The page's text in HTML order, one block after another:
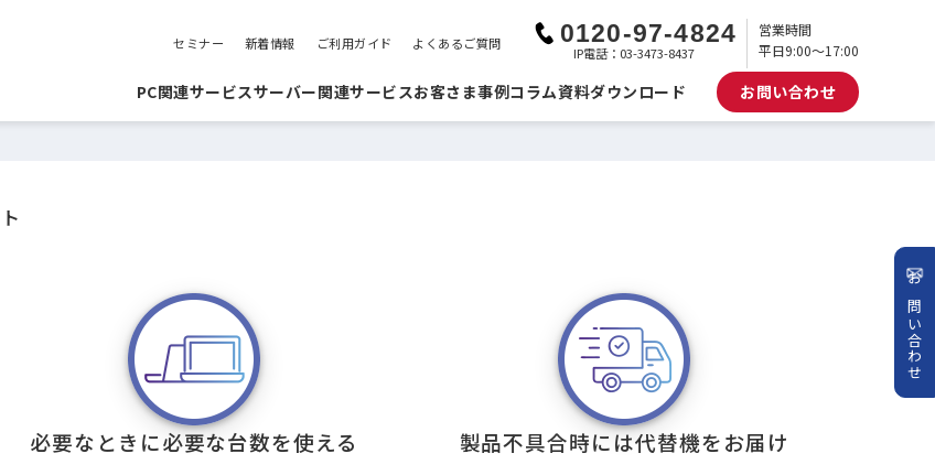
セミナー 新着情報 ご利用ガイド よくあるご質問
IP電話：03-3473-8437
営業時間
平日9:00～17:00
PC関連サービスサーバー関連サービスお客さま事例コラム資料ダウンロード お問い合わせ
必要なときに必要な台数を使える 製品不具合時には代替機をお届け
お問い合わせ